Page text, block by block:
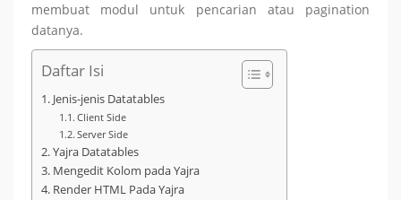
18 September 2025
membuat modul untuk pencarian atau pagination
datanya.
Daftar Isi
Jenis-jenis Datatables
Client Side
Server Side
Yajra Datatables
Mengedit Kolom pada Yajra
Render HTML Pada Yajra